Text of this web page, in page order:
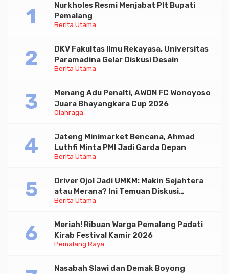
Berita Utama
Nurkholes Resmi Menjabat Plt Bupati
Pemalang
Berita Utama
DKV Fakultas Ilmu Rekayasa, Universitas
Paramadina Gelar Diskusi Desain
Olahraga
Menang Adu Penalti, AWON FC Wonoyoso
Juara Bhayangkara Cup 2026
Berita Utama
Jateng Minimarket Bencana, Ahmad
Luthfi Minta PMI Jadi Garda Depan
Berita Utama
Driver Ojol Jadi UMKM: Makin Sejahtera
atau Merana? Ini Temuan Diskusi
Paramadina
Pemalang Raya
Meriah! Ribuan Warga Pemalang Padati
Kirab Festival Kamir 2026
Nasabah Slawi dan Demak Boyong